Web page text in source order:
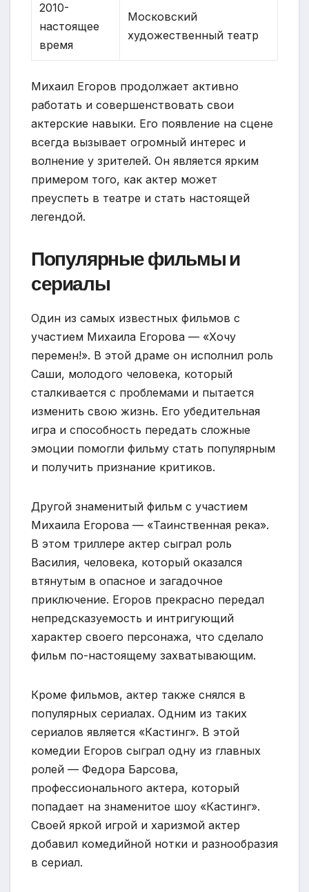
2010-
настоящее
время
Московский
художественный театр
Михаил Егоров продолжает активно
работать и совершенствовать свои
актерские навыки. Его появление на сцене
всегда вызывает огромный интерес и
волнение у зрителей. Он является ярким
примером того, как актер может
преуспеть в театре и стать настоящей
легендой.
Популярные фильмы и
сериалы
Один из самых известных фильмов с
участием Михаила Егорова — «Хочу
перемен!». В этой драме он исполнил роль
Саши, молодого человека, который
сталкивается с проблемами и пытается
изменить свою жизнь. Его убедительная
игра и способность передать сложные
эмоции помогли фильму стать популярным
и получить признание критиков.
Другой знаменитый фильм с участием
Михаила Егорова — «Таинственная река».
В этом триллере актер сыграл роль
Василия, человека, который оказался
втянутым в опасное и загадочное
приключение. Егоров прекрасно передал
непредсказуемость и интригующий
характер своего персонажа, что сделало
фильм по-настоящему захватывающим.
Кроме фильмов, актер также снялся в
популярных сериалах. Одним из таких
сериалов является «Кастинг». В этой
комедии Егоров сыграл одну из главных
ролей — Федора Барсова,
профессионального актера, который
попадает на знаменитое шоу «Кастинг».
Своей яркой игрой и харизмой актер
добавил комедийной нотки и разнообразия
в сериал.